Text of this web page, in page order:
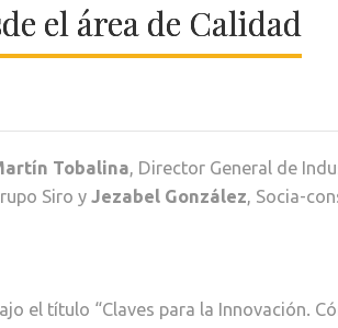
el área de Calidad
Tobalina, Director General de
Siro y Jezabel González, Socia-
el título “Claves para la Innovación.